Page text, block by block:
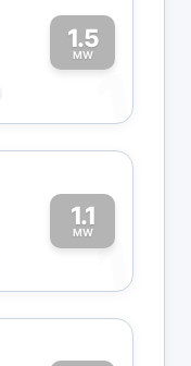
1.5
MW
1
1.1
MW1